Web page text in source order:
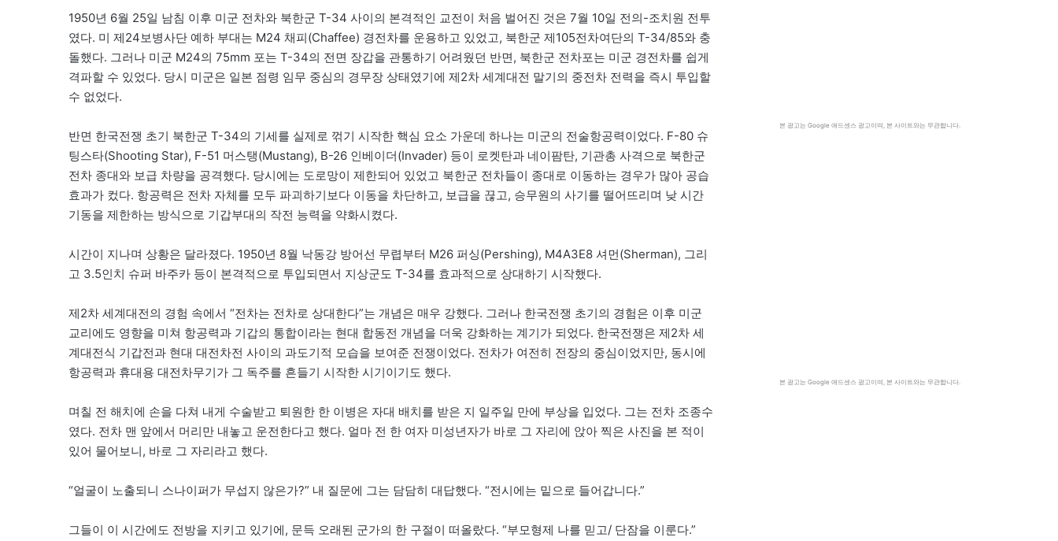
1950년 6월 25일 남침 이후 미군 전차와 북한군 T-34 사이의 본격적인 교전이 처음 벌어진 것은 7월 10일 전의-조치원 전투
였다. 미 제24보병사단 예하 부대는 M24 채피(Chaffee) 경전차를 운용하고 있었고, 북한군 제105전차여단의 T-34/85와 충
돌했다. 그러나 미군 M24의 75mm 포는 T-34의 전면 장갑을 관통하기 어려웠던 반면, 북한군 전차포는 미군 경전차를 쉽게
격파할 수 있었다. 당시 미군은 일본 점령 임무 중심의 경무장 상태였기에 제2차 세계대전 말기의 중전차 전력을 즉시 투입할
수 없었다.
반면 한국전쟁 초기 북한군 T-34의 기세를 실제로 꺾기 시작한 핵심 요소 가운데 하나는 미군의 전술항공력이었다. F-80 슈
팅스타(Shooting Star), F-51 머스탱(Mustang), B-26 인베이더(Invader) 등이 로켓탄과 네이팜탄, 기관총 사격으로 북한군
전차 종대와 보급 차량을 공격했다. 당시에는 도로망이 제한되어 있었고 북한군 전차들이 종대로 이동하는 경우가 많아 공습
효과가 컸다. 항공력은 전차 자체를 모두 파괴하기보다 이동을 차단하고, 보급을 끊고, 승무원의 사기를 떨어뜨리며 낮 시간
기동을 제한하는 방식으로 기갑부대의 작전 능력을 약화시켰다.
시간이 지나며 상황은 달라졌다. 1950년 8월 낙동강 방어선 무렵부터 M26 퍼싱(Pershing), M4A3E8 셔먼(Sherman), 그리
고 3.5인치 슈퍼 바주카 등이 본격적으로 투입되면서 지상군도 T-34를 효과적으로 상대하기 시작했다.
제2차 세계대전의 경험 속에서 “전차는 전차로 상대한다”는 개념은 매우 강했다. 그러나 한국전쟁 초기의 경험은 이후 미군
교리에도 영향을 미쳐 항공력과 기갑의 통합이라는 현대 합동전 개념을 더욱 강화하는 계기가 되었다. 한국전쟁은 제2차 세
계대전식 기갑전과 현대 대전차전 사이의 과도기적 모습을 보여준 전쟁이었다. 전차가 여전히 전장의 중심이었지만, 동시에
항공력과 휴대용 대전차무기가 그 독주를 흔들기 시작한 시기이기도 했다.
며칠 전 해치에 손을 다쳐 내게 수술받고 퇴원한 한 이병은 자대 배치를 받은 지 일주일 만에 부상을 입었다. 그는 전차 조종수
였다. 전차 맨 앞에서 머리만 내놓고 운전한다고 했다. 얼마 전 한 여자 미성년자가 바로 그 자리에 앉아 찍은 사진을 본 적이
있어 물어보니, 바로 그 자리라고 했다.
“얼굴이 노출되니 스나이퍼가 무섭지 않은가?” 내 질문에 그는 담담히 대답했다. “전시에는 밑으로 들어갑니다.”
그들이 이 시간에도 전방을 지키고 있기에, 문득 오래된 군가의 한 구절이 떠올랐다. “부모형제 나를 믿고/ 단잠을 이룬다.”
본 광고는 Google 애드센스 광고이며, 본 사이트와는 무관합니다.
본 광고는 Google 애드센스 광고이며, 본 사이트와는 무관합니다.